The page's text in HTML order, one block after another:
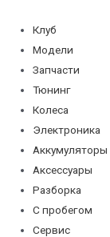
содержимому
Клуб
Модели
Запчасти
Тюнинг
Колеса
Электроника
Аккумуляторы
Аксессуары
Разборка
С пробегом
Сервис